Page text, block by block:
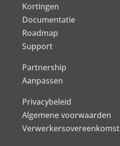
Kortingen
Documentatie
Roadmap
Support
Partnership
Aanpassen
Privacybeleid
Algemene voorwaarden
Verwerkersovereenkomst